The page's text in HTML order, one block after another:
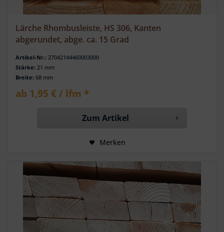
Lärche Rhombusleiste, HS 306, Kanten
abgerundet, abge. ca. 15 Grad
Artikel-Nr.: 27042144460003000
Stärke: 21 mm
Breite: 68 mm
ab 1,95 € / lfm *
Zum Artikel
Merken